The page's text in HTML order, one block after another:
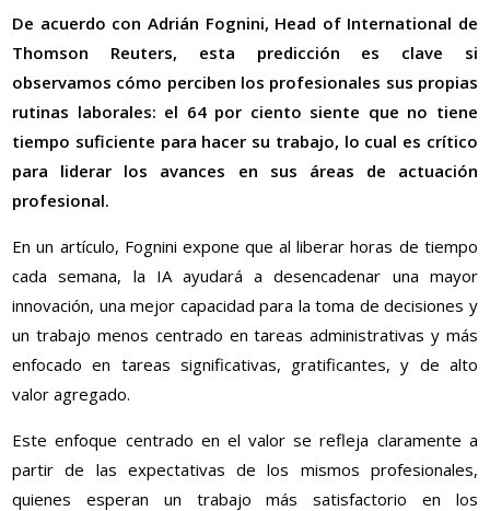
De acuerdo con Adrián Fognini, Head of International de
Thomson Reuters, esta predicción es clave si
observamos cómo perciben los profesionales sus propias
rutinas laborales: el 64 por ciento siente que no tiene
tiempo suficiente para hacer su trabajo, lo cual es crítico
para liderar los avances en sus áreas de actuación
profesional.
En un artículo, Fognini expone que al liberar horas de tiempo
cada semana, la IA ayudará a desencadenar una mayor
innovación, una mejor capacidad para la toma de decisiones y
un trabajo menos centrado en tareas administrativas y más
enfocado en tareas significativas, gratificantes, y de alto
valor agregado.
Este enfoque centrado en el valor se refleja claramente a
partir de las expectativas de los mismos profesionales,
quienes esperan un trabajo más satisfactorio en los